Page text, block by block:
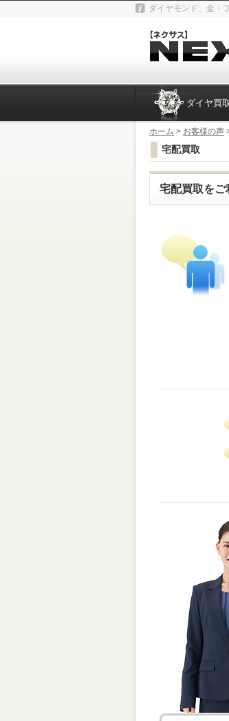
ダイヤモンド、金・
ダイヤ買
ホーム > お客様の声
宅配買取
宅配買取をご